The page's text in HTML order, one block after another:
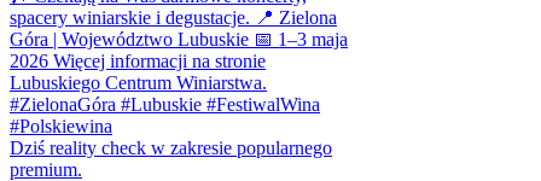
Dziś reality check w zakresie popularnego
premium.